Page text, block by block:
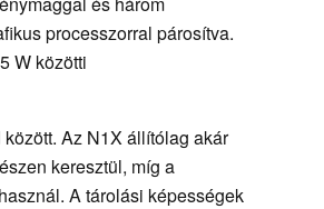
processzorral párosítva.
W közötti
Az N1X állítólag akár
keresztül, míg a
A tárolási képességek